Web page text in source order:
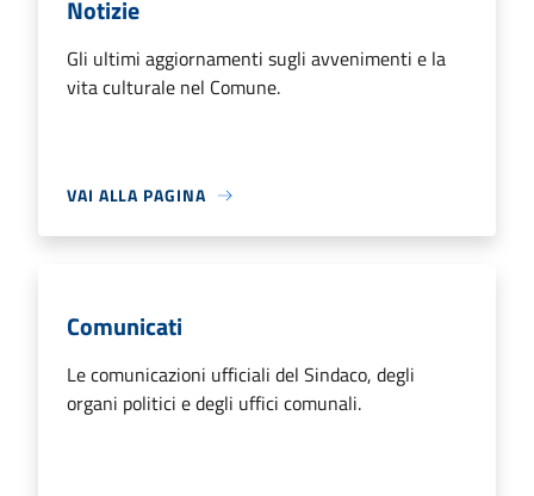
Notizie
Gli ultimi aggiornamenti sugli avvenimenti e la
vita culturale nel Comune.
VAI ALLA PAGINA
Comunicati
Le comunicazioni ufficiali del Sindaco, degli
organi politici e degli uffici comunali.